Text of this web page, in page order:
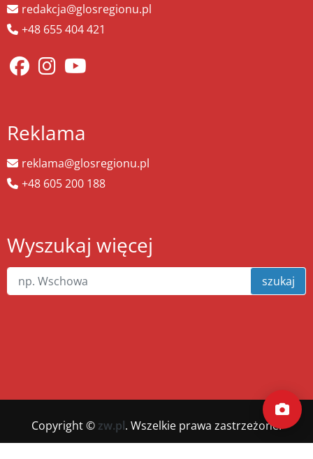
redakcja@glosregionu.pl
+48 655 404 421
Reklama
reklama@glosregionu.pl
+48 605 200 188
Wyszukaj więcej
szukaj
Copyright © zw.pl. Wszelkie prawa zastrzeżone.
Wykonaniexnc.pl